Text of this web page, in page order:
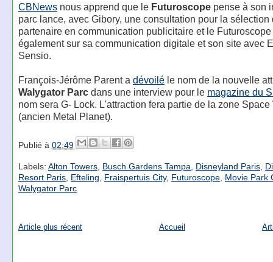
CBNewsnous apprend que le Futuroscopepense à son
parc lance, avec Gibory, une consultation pour la sélection
partenaire en communication publicitaire et le
également sur sa communication digitale et son site avec
Sensio.
François-Jérôme Parent a dévoiléle nom de la nouvelle
Walygator Parcdans une interview pour le magazine du
nom sera G- Lock. L'attraction fera partie de la zone Space
(ancien Metal Planet).
Publié à 02:49
Labels: Alton Towers, Busch Gardens Tampa Disneyland Paris,
Resort Paris, Efteling Fraispertuis City, Futuroscope, Movie Park
Walygator Parc
Article plus récent Accueil